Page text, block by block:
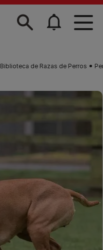
Biblioteca de Razas de Perros